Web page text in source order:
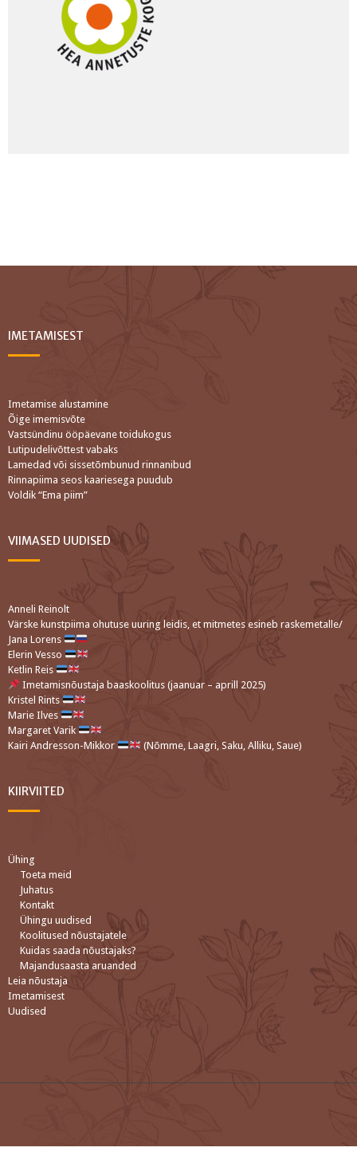
IMETAMISEST
Imetamise alustamine
Õige imemisvõte
Vastsündinu ööpäevane toidukogus
Lutipudelivõttest vabaks
Lamedad või sissetõmbunud rinnanibud
Rinnapiima seos kaariesega puudub
Voldik “Ema piim”
VIIMASED UUDISED
Anneli Reinolt
Värske kunstpiima ohutuse uuring leidis, et mitmetes esineb raskemetalle/
Jana Lorens
Elerin Vesso
Ketlin Reis
Imetamisnõustaja baaskoolitus (jaanuar – aprill 2025)
Kristel Rints
Marie Ilves
Margaret Varik
Kairi Andresson-Mikkor
(Nõmme, Laagri, Saku, Alliku, Saue)
KIIRVIITED
Ühing
Toeta meid
Juhatus
Kontakt
Ühingu uudised
Koolitused nõustajatele
Kuidas saada nõustajaks?
Majandusaasta aruanded
Leia nõustaja
Imetamisest
Uudised